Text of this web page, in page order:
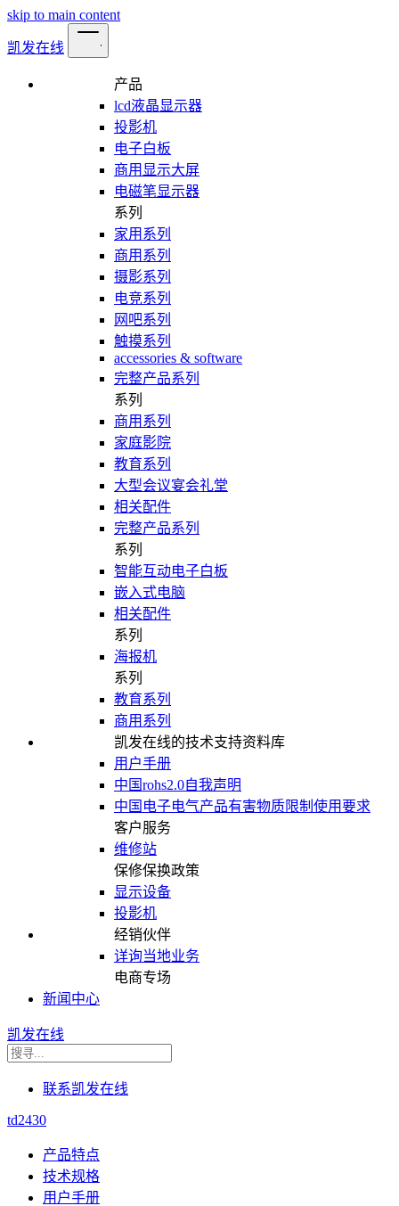
skip to main content
凯发在线
产品
lcd液晶显示器
投影机
电子白板
商用显示大屏
电磁笔显示器
系列
家用系列
商用系列
摄影系列
电竞系列
网吧系列
触摸系列
accessories & software
完整产品系列
系列
商用系列
家庭影院
教育系列
大型会议宴会礼堂
相关配件
完整产品系列
系列
智能互动电子白板
嵌入式电脑
相关配件
系列
海报机
系列
教育系列
商用系列
凯发在线的技术支持资料库
用户手册
中国rohs2.0自我声明
中国电子电气产品有害物质限制使用要求
客户服务
维修站
保修保换政策
显示设备
投影机
经销伙伴
详询当地业务
电商专场
新闻中心
凯发在线
联系凯发在线
td2430
产品特点
技术规格
用户手册